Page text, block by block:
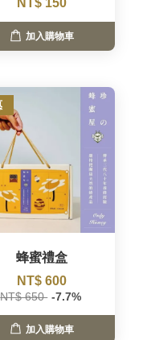
NT$ 150
加入購物車
蜂蜜禮盒
NT$ 600
NT$ 650 -7.7%
加入購物車